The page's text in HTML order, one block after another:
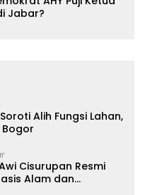
Jabar?
Alih Fungsi Lahan,
Bogor
Cisurupan Resmi
Alam dan